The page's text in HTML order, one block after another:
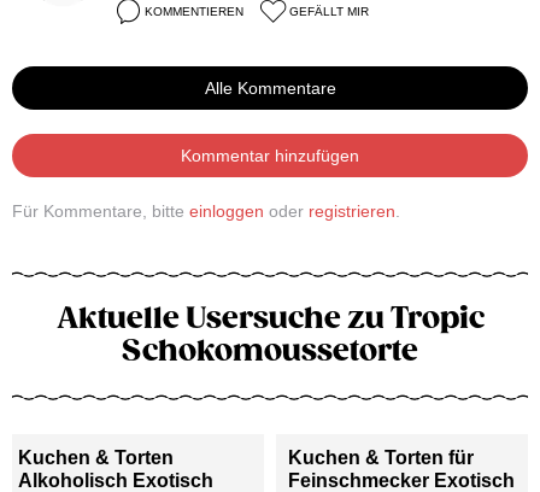
KOMMENTIEREN GEFÄLLT MIR
Alle Kommentare
Kommentar hinzufügen
Für Kommentare, bitte einloggen oder registrieren
Aktuelle Usersuche zu Tropic
Schokomoussetorte
Kuchen & Torten
Alkoholisch Exotisch
Kuchen & Torten für
Feinschmecker Exotisch